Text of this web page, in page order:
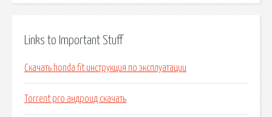
Links to Important Stuff
Скачать honda fit инструкция по эксплуатации
Torrent pro андроид скачать